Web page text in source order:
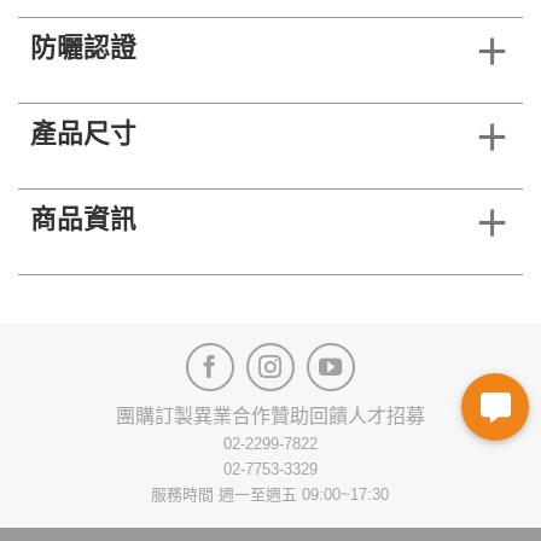
防曬認證
產品尺寸
商品資訊
團購訂製異業合作贊助回饋人才招募
02-2299-7822
02-7753-3329
服務時間 週一至週五 09:00~17:30